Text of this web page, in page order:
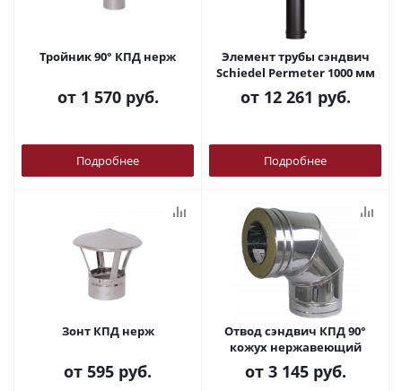
Тройник 90° КПД нерж
от 1 570 руб.
Подробнее
Элемент трубы сэндвич
Schiedel Permeter 1000 мм
от 12 261 руб.
Подробнее
Зонт КПД нерж
от 595 руб.
Отвод сэндвич КПД 90°
кожух нержавеющий
от 3 145 руб.